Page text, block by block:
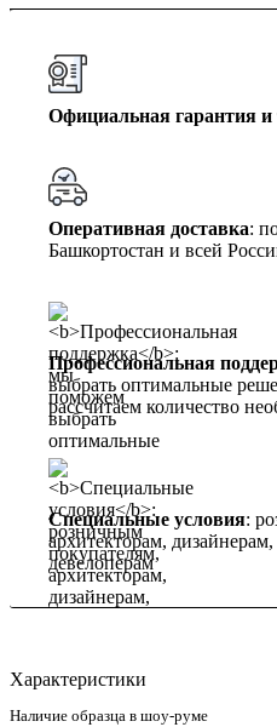
Официальная гарантия и
Оперативная доставка:
Башкортостан и всей
Профессиональная
выбрать оптимальные
рассчитаем количество
Специальные условия:
архитекторам,
девелоперам
Характеристики
Наличие образца в шоу-руме